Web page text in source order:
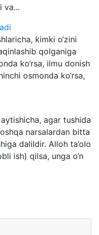
va...
kimki o‘zini
qolganiga
ko‘rsa, ilmu donish
osmonda ko‘rsa,
agar tushida
narsalardan bitta
dalildir. Alloh ta’olo
ish) qilsa, unga o‘n